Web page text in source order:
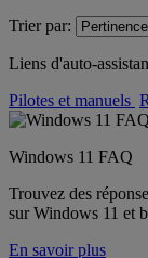
Trier par:
Liens d'auto-
Pilotes et manuels
Windows 11 FAQ
Trouvez des
sur Windows 11 et
En savoir plus